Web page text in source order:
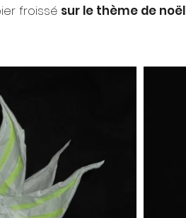
froissé sur le thème de noël